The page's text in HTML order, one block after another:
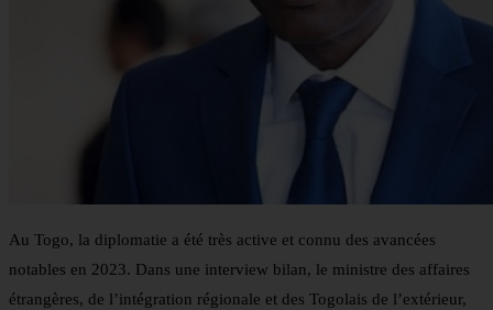
Au Togo, la diplomatie a été très active et connu des avancées
notables en 2023. Dans une interview bilan, le ministre des affaires
étrangères, de l’intégration régionale et des Togolais de l’extérieur,